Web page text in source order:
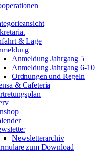
& Lage
Anmeldung Jahrgang 5
Anmeldung Jahrgang 6-10
Ordnungen und Regeln
& Cafeteria
Newsletterarchiv
zum Download